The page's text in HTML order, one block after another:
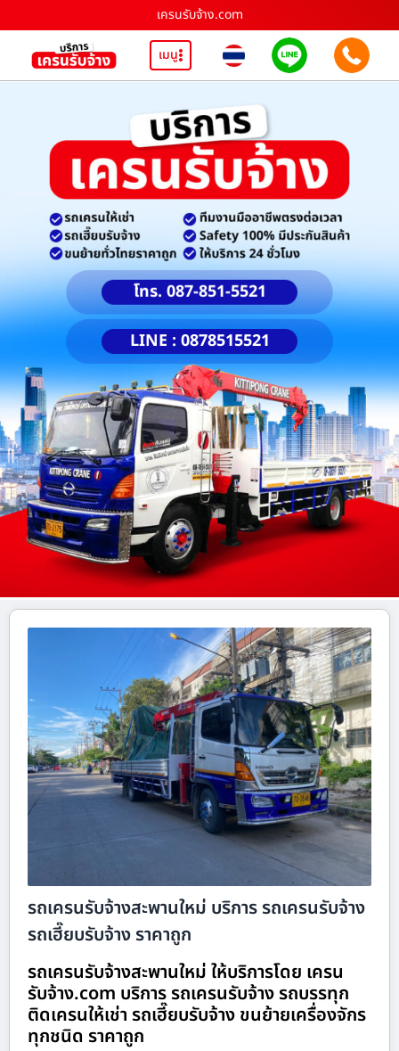
เครนรับจ้าง.com
เมนู
โทร. 087-851-5521
LINE : 0878515521
รถเครนรับจ้างสะพานใหม่ บริการ รถเครนรับจ้าง
รถเฮี๊ยบรับจ้าง ราคาถูก
รถเครนรับจ้างสะพานใหม่ ให้บริการโดย เครน
รับจ้าง.com บริการ รถเครนรับจ้าง รถบรรทุก
ติดเครนให้เช่า รถเฮี๊ยบรับจ้าง ขนย้ายเครื่องจักร
ทุกชนิด ราคาถูก